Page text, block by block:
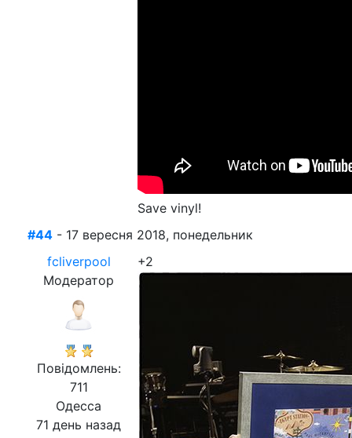
Save vinyl!
#44 - 17 вересня 2018, понедельник
fcliverpool
Модератор
Повідомлень:
711
Одесса
71 день назад
+2